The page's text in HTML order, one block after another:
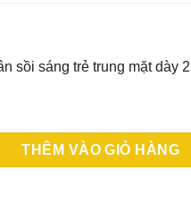
sồi sáng trẻ trung mặt dày
(BGDL-07) số lượng
THÊM VÀO GIỎ HÀNG